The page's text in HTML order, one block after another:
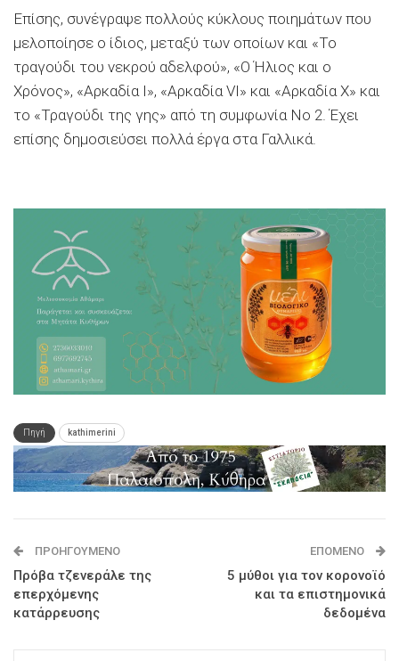
Επίσης, συνέγραψε πολλούς κύκλους ποιημάτων που
μελοποίησε ο ίδιος, μεταξύ των οποίων και «Το
τραγούδι του νεκρού αδελφού», «Ο Ήλιος και ο
Χρόνος», «Αρκαδία Ι», «Αρκαδία VI» και «Αρκαδία X» και
το «Τραγούδι της γης» από τη συμφωνία Νο 2. Έχει
επίσης δημοσιεύσει πολλά έργα στα Γαλλικά.
Πηγή kathimerini
ΠΡΟΗΓΟΎΜΕΝΟ
Πρόβα τζενεράλε της
επερχόμενης
κατάρρευσης
ΕΠΌΜΕΝΟ
5 μύθοι για τον κορονοϊό
και τα επιστημονικά
δεδομένα